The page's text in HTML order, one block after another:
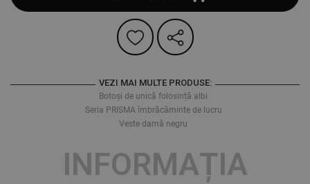
VEZI MAI MULTE PRODUSE:
Botoși de unică folosință albi
Seria PRISMA îmbrăcăminte de lucru
Veste damă negru
INFORMAȚIA